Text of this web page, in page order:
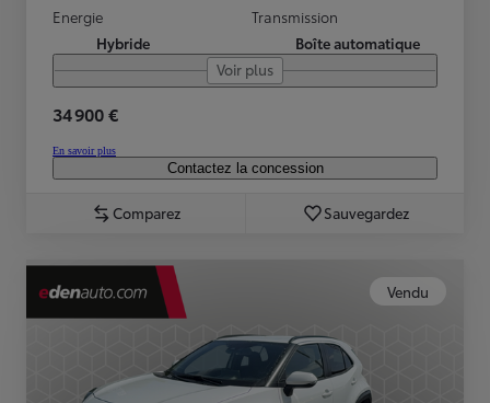
Energie
Hybride
Transmission
Boîte automatique
Voir plus
34 900 €
En savoir plus
Contactez la concession
Comparez Sauvegardez
Vendu